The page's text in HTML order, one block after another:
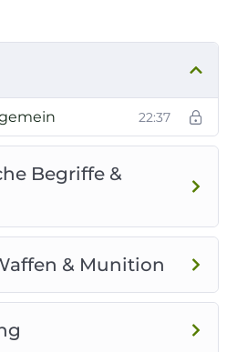
sehr wichtigen
ebenfalls
und anhand von
des Waffengesetzes
Themen dieses
Unfallverhütung nach VSG
und das heutzutage
Lernmaterialien raten wir zu
– Sicher durch die
ist auchbei uns
22:37
Begriffe &
& Munition